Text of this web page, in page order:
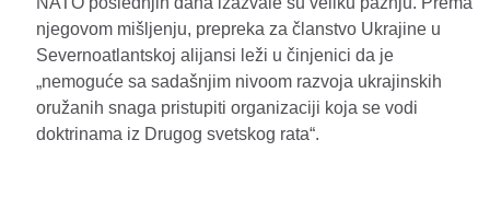
njegovom mišljenju, prepreka za članstvo Ukrajine u
Severnoatlantskoj alijansi leži u činjenici da je
„nemoguće sa sadašnjim nivoom razvoja ukrajinskih
oružanih snaga pristupiti organizaciji koja se vodi
doktrinama iz Drugog svetskog rata“.